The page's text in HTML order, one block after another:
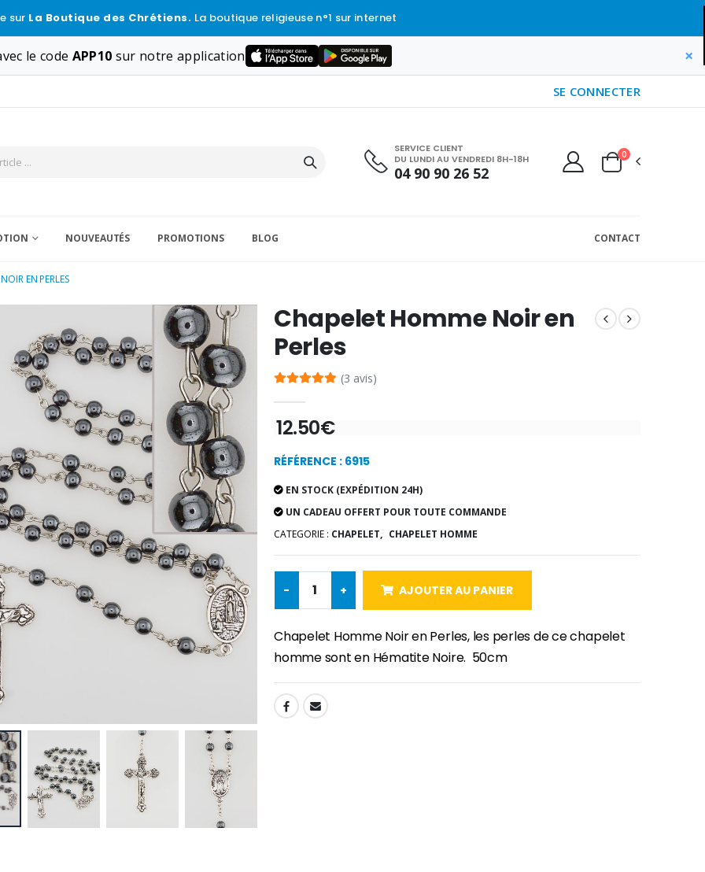
sur La Boutique des Chrétiens. La boutique religieuse n°1 sur internet
le code APP10 sur notre application ×
SE CONNECTER
SERVICE CLIENT
DU LUNDI AU VENDREDI 8H-18H
04 90 90 26 52
0
NOUVEAUTÉS PROMOTIONS BLOG CONTACT
EN PERLES
Chapelet Homme Noir en
Perles
(3 avis)
12.50€
RÉFÉRENCE : 6915
EN STOCK (EXPÉDITION 24H)
UN CADEAU OFFERT POUR TOUTE COMMANDE
CATEGORIE : CHAPELET, CHAPELET HOMME
- + AJOUTER AU PANIER
Chapelet Homme Noir en Perles, les perles de ce chapelet
homme sont en Hématite Noire. 50cm
SHARE: